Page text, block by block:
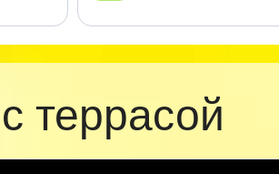
террасой